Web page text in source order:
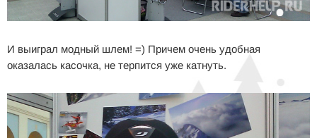
И выиграл модный шлем! =) Причем очень удобная
оказалась касочка, не терпится уже катнуть.